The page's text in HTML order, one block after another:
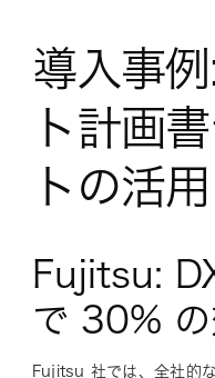
導入事
ト計画
トの活用
Fujitsu:
で 30%
Fujitsu 社では、全社的